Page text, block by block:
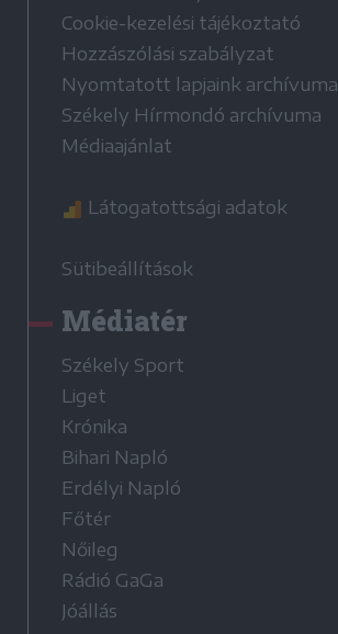
Cookie-kezelési tájékoztató
Hozzászólási szabályzat
Nyomtatott lapjaink archívuma
Székely Hírmondó archívuma
Médiaajánlat
Látogatottsági adatok
Sütibeállítások
Médiatér
Székely Sport
Liget
Krónika
Bihari Napló
Erdélyi Napló
Főtér
Nőileg
Rádió GaGa
Jóállás